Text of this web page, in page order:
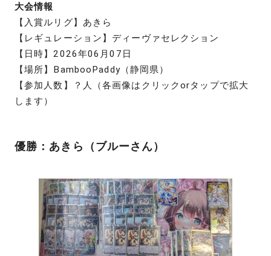
大会情報
【入賞ルリグ】あきら
【レギュレーション】ディーヴァセレクション
【日時】2026年06月07日
【場所】BambooPaddy（静岡県）
【参加人数】？人（各画像はクリックorタップで拡大
します）
優勝：あきら（ブルーさん）